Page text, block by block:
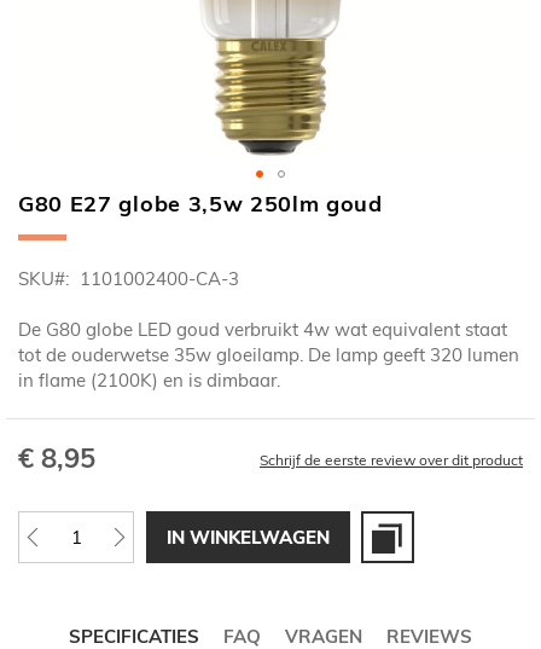
Ga
naar
begin
de
afbeeldingen-
gallerij
G80 E27 globe 3,5w 250lm goud
SKU 1101002400-CA-3
De G80 globe LED goud verbruikt 4w wat equivalent staat
tot de ouderwetse 35w gloeilamp. De lamp geeft 320 lumen
in flame (2100K) en is dimbaar.
€ 8,95 Schrijf de eerste review over dit product
IN WINKELWAGEN
SPECIFICATIES FAQ VRAGEN REVIEWS